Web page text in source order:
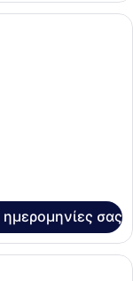
ξενοδοχείου με ένα
ημερομηνίες σας